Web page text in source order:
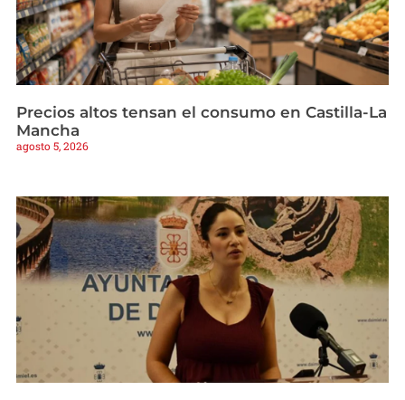
Precios altos tensan el consumo en Castilla-La
Mancha
agosto 5, 2026